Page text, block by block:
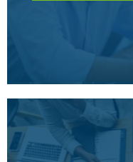
Conoce aquí